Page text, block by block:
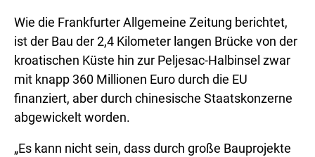
Wie die Frankfurter Allgemeine Zeitung berichtet,
ist der Bau der 2,4 Kilometer langen Brücke von der
kroatischen Küste hin zur Peljesac-Halbinsel zwar
mit knapp 360 Millionen Euro durch die EU
finanziert, aber durch chinesische Staatskonzerne
abgewickelt worden.
„Es kann nicht sein, dass durch große Bauprojekte